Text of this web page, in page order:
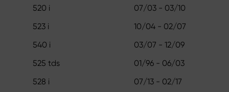
520 i
07/03 - 03/10
523 i
10/04 - 02/07
540 i
03/07 - 12/09
525 tds
01/96 - 06/03
528 i
07/13 - 02/17